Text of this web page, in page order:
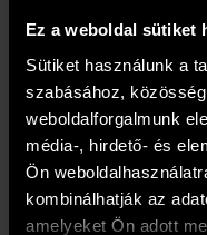
Ez a weboldal sütiket
Sütiket használunk a
szabásához,
weboldalforgalmunk
média-, hirdető- és
Ön
kombinálhatják az
amelyeket Ön adott